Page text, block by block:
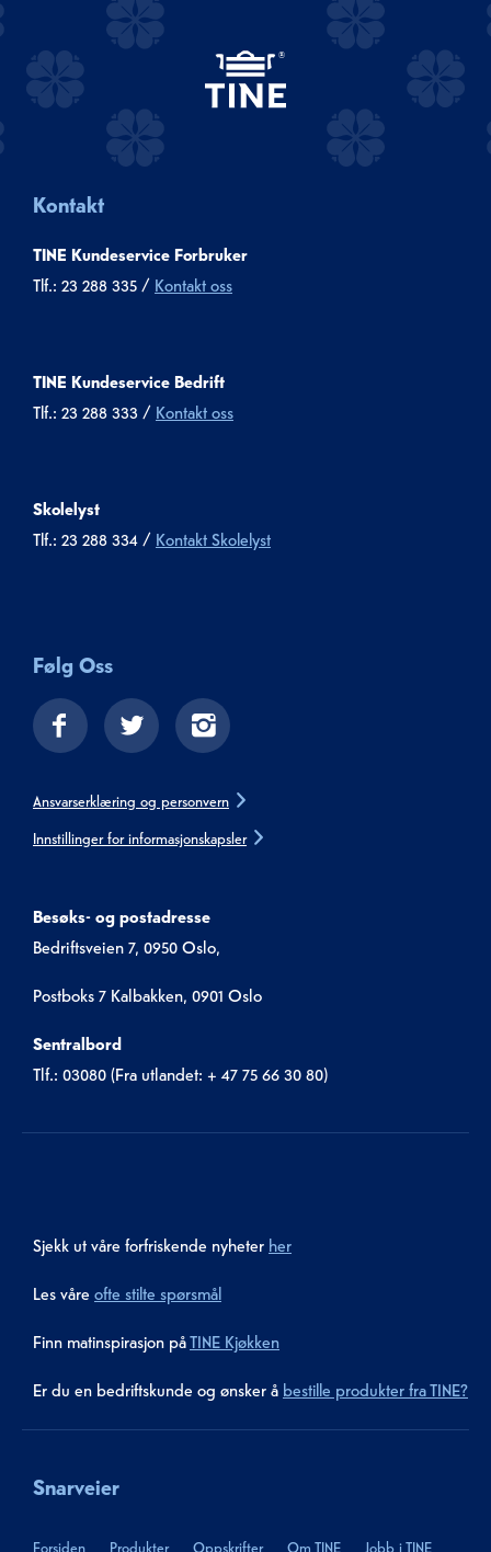
Kontakt
TINE Kundeservice Forbruker
Tlf.: 23 288 335 / Kontakt oss
TINE Kundeservice Bedrift
Tlf.: 23 288 333 / Kontakt oss
Skolelyst
Tlf.: 23 288 334 / Kontakt Skolelyst
Følg Oss
Ansvarserklæring og personvern
Innstillinger for informasjonskapsler
Besøks- og postadresse
Bedriftsveien 7, 0950 Oslo,
Postboks 7 Kalbakken, 0901 Oslo
Sentralbord
Tlf.: 03080 (Fra utlandet: + 47 75 66 30 80)
Sjekk ut våre forfriskende nyheter her
Les våre ofte stilte spørsmål
Finn matinspirasjon påTINE Kjøkken
Er du en bedriftskunde og ønsker å bestille produkter fra TINE?
Snarveier
Forsiden Produkter Oppskrifter Om TINE Jobb i TINE